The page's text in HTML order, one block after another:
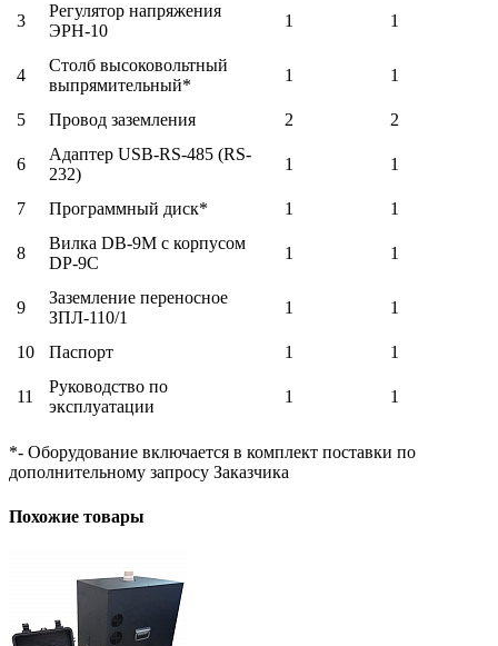
3
Регулятор напряжения
ЭРН-10
1 1
4
Столб высоковольтный
выпрямительный*
1 1
5 Провод заземления 2 2
6
Адаптер USB-RS-485 (RS-
232)
1 1
7 Программный диск* 1 1
8
Вилка DB-9М с корпусом
DP-9C
1 1
9
Заземление переносное
ЗПЛ-110/1
1 1
10 Паспорт 1 1
11
Руководство по
эксплуатации
1 1
*- Оборудование включается в комплект поставки по
дополнительному запросу Заказчика
Похожие товары